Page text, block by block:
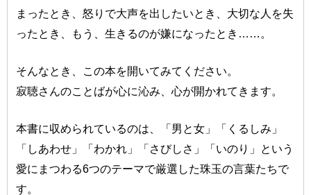
まったとき、怒りで大声を出したいとき、大切な人を失
ったとき、もう、生きるのが嫌になったとき……。
そんなとき、この本を開いてみてください。
寂聴さんのことばが心に沁み、心が開かれてきます。
本書に収められているのは、「男と女」「くるしみ」
「しあわせ」「わかれ」「さびしさ」「いのり」という
愛にまつわる6つのテーマで厳選した珠玉の言葉たちで
す。